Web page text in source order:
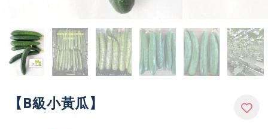
【B級小黃瓜】